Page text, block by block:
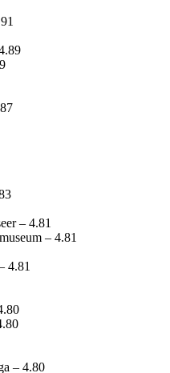
– 4.81
– 4.81
4.81
– 4.80